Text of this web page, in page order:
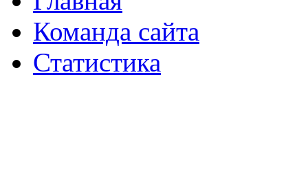
Команда сайта
Статистика